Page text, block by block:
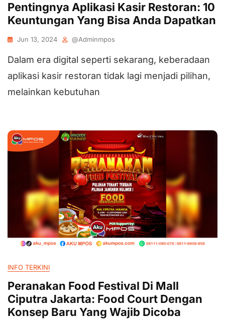
Pentingnya Aplikasi Kasir Restoran: 10
Keuntungan Yang Bisa Anda Dapatkan
Jun 13, 2024 @adminmpos
Dalam era digital seperti sekarang, keberadaan
aplikasi kasir restoran tidak lagi menjadi pilihan,
melainkan kebutuhan
INFO TERKINI
Peranakan Food Festival Di Mall
Ciputra Jakarta: Food Court Dengan
Konsep Baru Yang Wajib Dicoba